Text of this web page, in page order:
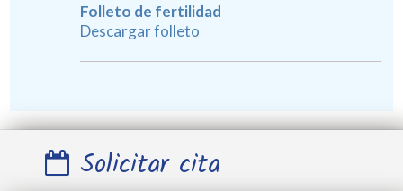
Folleto de fertilidad
Descargar folleto
Solicitar cita